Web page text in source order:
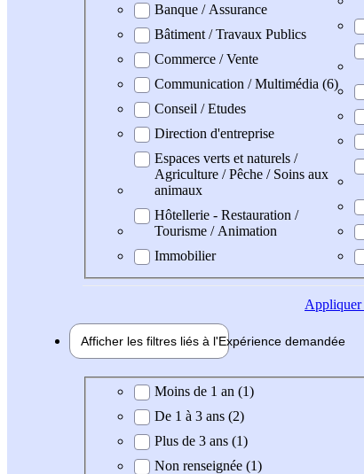
Banque / Assurance
Bâtiment / Travaux Publics
Commerce / Vente
Communication / Multimédia (6)
Conseil / Etudes
Direction d'entreprise
Espaces verts et naturels /
Agriculture / Pêche / Soins aux
animaux
Hôtellerie - Restauration /
Tourisme / Animation
Immobilier
Appliquer
Afficher les filtres liés à l'Expérience demandée
Expérience demandée
Moins de 1 an (1)
De 1 à 3 ans (2)
Plus de 3 ans (1)
Non renseignée (1)